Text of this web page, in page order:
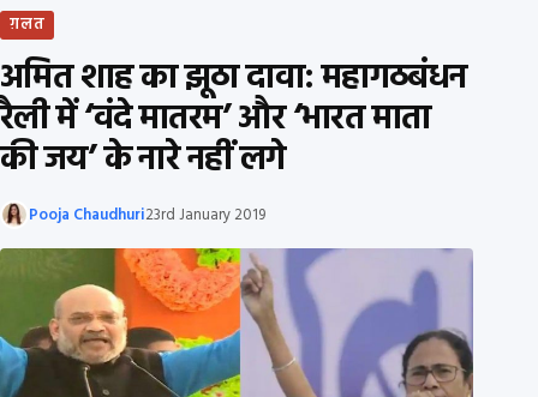
ग़लत
अमित शाह का झूठा दावा: महागठबंधन
रैली में ‘वंदे मातरम’ और ‘भारत माता
की जय’ के नारे नहीं लगे
Pooja Chaudhuri23rd January 2019